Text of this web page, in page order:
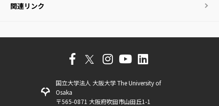
関連リンク
国立大学法人 大阪大学 The University of
Osaka
〒565-0871 大阪府吹田市山田丘1-1